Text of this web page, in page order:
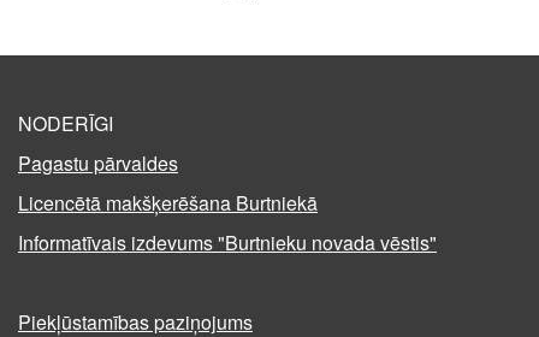
NODERĪGI
Pagastu pārvaldes
Licencētā makšķerēšana Burtniekā
Informatīvais izdevums "Burtnieku novada vēstis"
Piekļūstamības paziņojums